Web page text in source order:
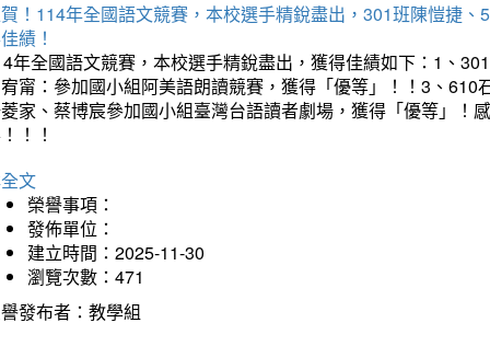
！114年全國語文競賽，本校選手精銳盡出，301班陳愷捷
績！
年全國語文競賽，本校選手精銳盡出，獲得佳績如下：1、
甯：參加國小組阿美語朗讀競賽，獲得「優等」！！3、
家、蔡博宸參加國小組臺灣台語讀者劇場，獲得「優等」！
！！
文
榮譽事項：
發佈單位：
建立時間：2025-11-30
瀏覽次數：471
發布者：教學組